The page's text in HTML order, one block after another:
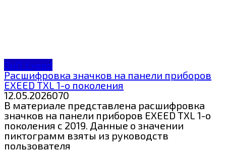
ЗнП Exeed
Расшифровка значков на панели приборов
EXEED TXL 1-о поколения
12.05.2026070
В материале представлена расшифровка
значков на панели приборов EXEED TXL 1-о
поколения с 2019. Данные о значении
пиктограмм взяты из руководств
пользователя